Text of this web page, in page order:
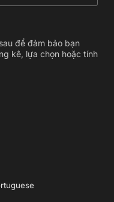
để đảm bảo bạn
kê, lựa chọn hoặc tính